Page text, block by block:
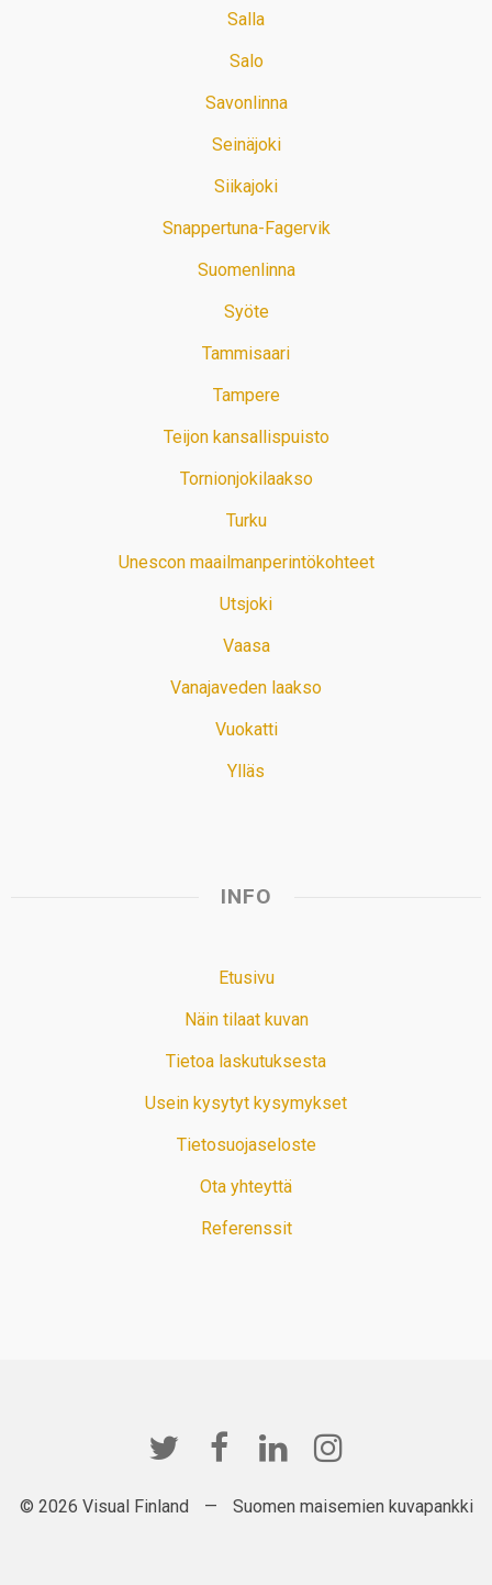
Salla
Salo
Savonlinna
Seinäjoki
Siikajoki
Snappertuna-Fagervik
Suomenlinna
Syöte
Tammisaari
Tampere
Teijon kansallispuisto
Tornionjokilaakso
Turku
Unescon maailmanperintökohteet
Utsjoki
Vaasa
Vanajaveden laakso
Vuokatti
Ylläs
INFO
Etusivu
Näin tilaat kuvan
Tietoa laskutuksesta
Usein kysytyt kysymykset
Tietosuojaseloste
Ota yhteyttä
Referenssit
© 2026 Visual Finland — Suomen maisemien kuvapankki